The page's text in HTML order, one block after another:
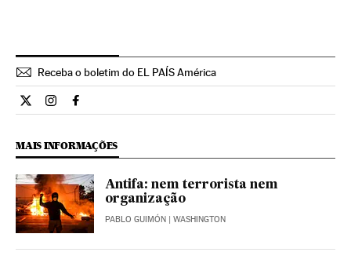
Receba o boletim do EL PAÍS América
Internacional El País Brasil en Twitter
Internacional El País Brasil en Instagram
Internacional El País Brasil en Facebook
MAIS INFORMAÇÕES
Antifa: nem terrorista nem
organização
PABLO GUIMÓN | WASHINGTON